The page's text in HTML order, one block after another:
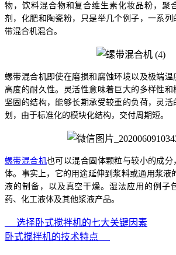
物，饮料混合物和复合维生素化妆品粉，聚
剂，化肥和陶瓷粉，只是举几个例子，一系
带混合机混合。
螺带混合机即使在磨损和腐蚀环境以及极端
高度的耐久性。灵活性意味着巨大的多样性和
坚固的结构，能够长期承受较重的负荷，灵
划，由于标准化的模块化结构，交付周期短。
螺带混合机也可以混合固体颗粒与较小的成
体。事实上，它的用途延伸到浆料或通用浆液
液的制备，以及真空干燥。湿法应用的例子
药、化工液体及其他浆液产品。
选择卧式搅拌机的七大关键因素
卧式搅拌机的技术特点